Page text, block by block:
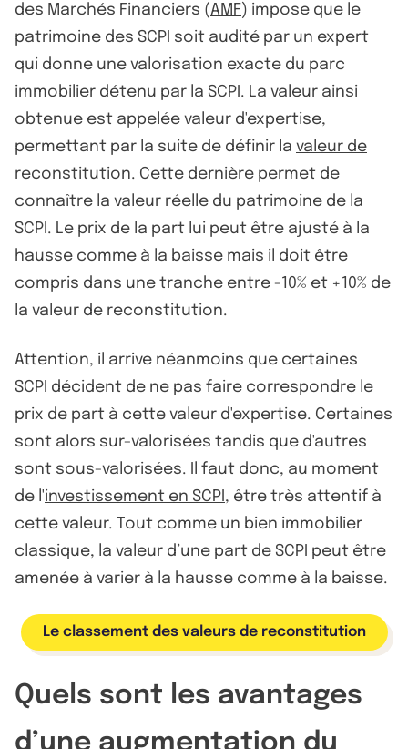
des Marchés Financiers (AMF) impose que le
patrimoine des SCPI soit audité par un expert
qui donne une valorisation exacte du parc
immobilier détenu par la SCPI. La valeur ainsi
obtenue est appelée valeur d'expertise,
permettant par la suite de définir la valeur de
reconstitution. Cette dernière permet de
connaître la valeur réelle du patrimoine de la
SCPI. Le prix de la part lui peut être ajusté à la
hausse comme à la baisse mais il doit être
compris dans une tranche entre -10% et +10% de
la valeur de reconstitution.
Attention, il arrive néanmoins que certaines
SCPI décident de ne pas faire correspondre le
prix de part à cette valeur d'expertise. Certaines
sont alors sur-valorisées tandis que d'autres
sont sous-valorisées. Il faut donc, au moment
de l'investissement en SCPI , être très attentif à
cette valeur. Tout comme un bien immobilier
classique, la valeur d’une part de SCPI peut être
amenée à varier à la hausse comme à la baisse.
Le classement des valeurs de reconstitution
Quels sont les avantages
d’une augmentation du